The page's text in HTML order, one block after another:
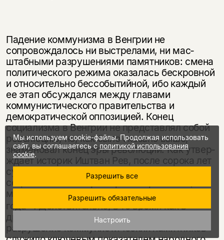
Падение коммунизма в Венгрии не
сопровождалось ни выстрелами, ни мас­
штабными разрушениями памятников: смена
политического режима оказа­лась бескровной
и относительно бессобытийной, ибо каждый
ее этап обсуж­дался между главами
коммунистического правительства и
демократической оппозицией. Конец
социализма в Венгрии не представлял собой
революцию, но, как было сказано выше,
знаменовал конец эры революций. Как утвер­
ждает историк Иштван Рев, после сорока лет
существования эра государственного
социализма в Венгрии просто «растаяла, как
масло на солнце, в са­мый разгар лета» 1989
года . Действительно, в то время как в
других странах, переживших революцию,
разрушение коммунистических памятников
Мы используем cookie-файлы. Продолжая использовать
сайт, вы соглашаетесь сполитикой использования
cookie.
Разрешить все
Разрешить обязательные
Настроить